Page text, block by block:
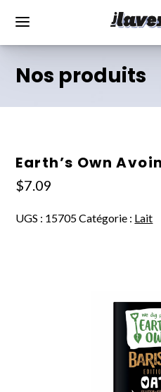
Nos produits
Earth’s Own
$7.09
UGS : 15705Catégorie : Lait